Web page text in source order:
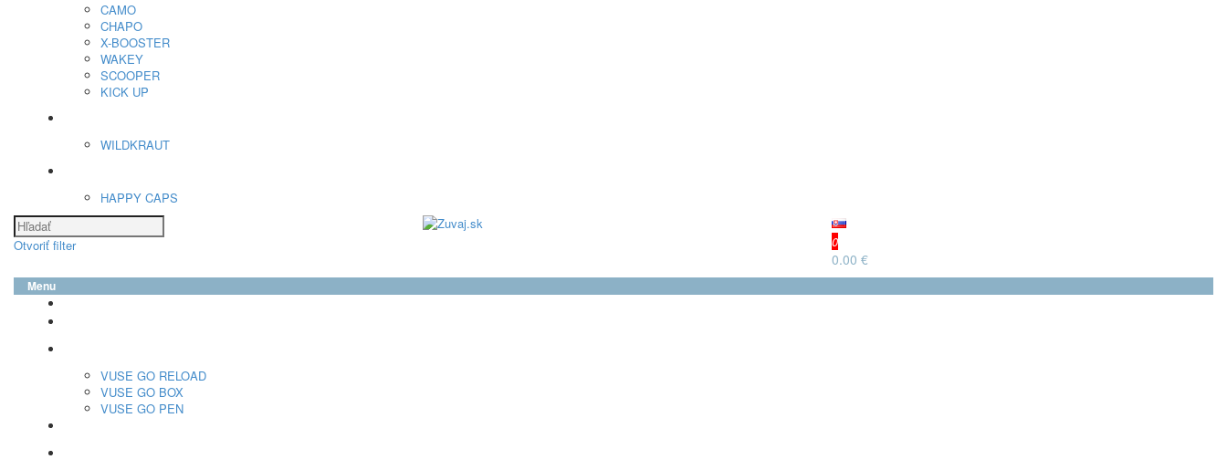
CAMO
CHAPO
X-BOOSTER
WAKEY
SCOOPER
KICK UP
WILDKRAUT
HAPPY CAPS
Otvoriť filter 0
0.00 €
Menu
VUSE GO RELOAD
VUSE GO BOX
VUSE GO PEN